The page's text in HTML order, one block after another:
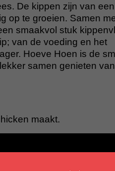
De kippen zijn van
op te groeien. Samen
smaakvol stuk
van de voeding en het
Hoeve Hoen is de
samen genieten van
maakt.